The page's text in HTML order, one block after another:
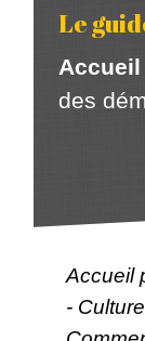
Le
Accueil
des
Accueil
- Culture